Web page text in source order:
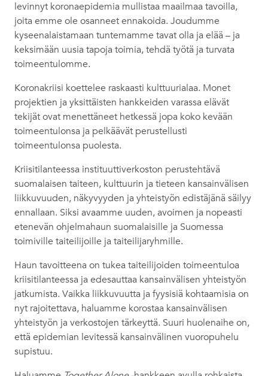
levinnyt koronaepidemia mullistaa maailmaa tavoilla,
joita emme ole osanneet ennakoida. Joudumme
kyseenalaistamaan tuntemamme tavat olla ja elää – ja
keksimään uusia tapoja toimia, tehdä työtä ja turvata
toimeentulomme.
Koronakriisi koettelee raskaasti kulttuurialaa. Monet
projektien ja yksittäisten hankkeiden varassa elävät
tekijät ovat menettäneet hetkessä jopa koko kevään
toimeentulonsa ja pelkäävät perustellusti
toimeentulonsa puolesta.
Kriisitilanteessa instituuttiverkoston perustehtävä
suomalaisen taiteen, kulttuurin ja tieteen kansainvälisen
liikkuvuuden, näkyvyyden ja yhteistyön edistäjänä säilyy
ennallaan. Siksi avaamme uuden, avoimen ja nopeasti
etenevän ohjelmahaun suomalaisille ja Suomessa
toimiville taiteilijoille ja taiteilijaryhmille.
Haun tavoitteena on tukea taiteilijoiden toimeentuloa
kriisitilanteessa ja edesauttaa kansainvälisen yhteistyön
jatkumista. Vaikka liikkuvuutta ja fyysisiä kohtaamisia on
nyt rajoitettava, haluamme korostaa kansainvälisen
yhteistyön ja verkostojen tärkeyttä. Suuri huolenaihe on,
että epidemian levitessä kansainvälinen vuoropuhelu
supistuu.